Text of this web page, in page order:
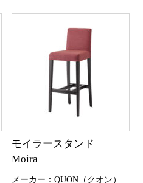
モイラースタンド
Moira
メーカー：QUON（クオン）